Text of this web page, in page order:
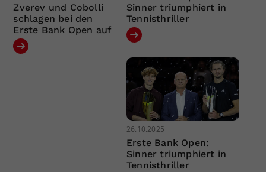
Zverev und Cobolli
schlagen bei den
Erste Bank Open auf
Sinner triumphiert in
Tennisthriller
26.10.2025
Erste Bank Open:
Sinner triumphiert in
Tennisthriller